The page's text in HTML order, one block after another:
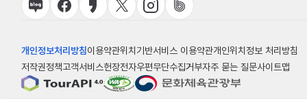
개인정보처리방침이용약관위치기반서비스 이용약관개인위치정보 처리방침
저작권정책고객서비스헌장전자우편무단수집거부자주 묻는 질문사이트맵